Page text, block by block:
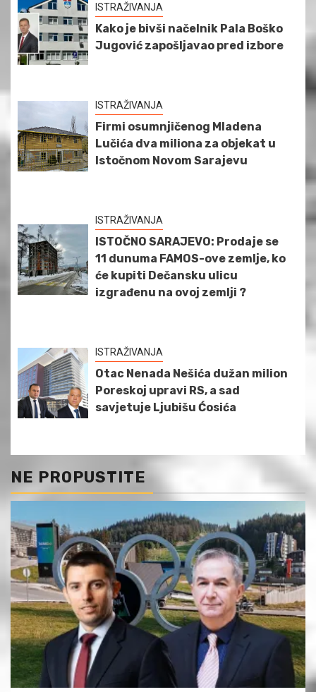
ISTRAŽIVANJA
Kako je bivši načelnik Pala Boško
Jugović zapošljavao pred izbore
ISTRAŽIVANJA
Firmi osumnjičenog Mladena
Lučića dva miliona za objekat u
Istočnom Novom Sarajevu
ISTRAŽIVANJA
ISTOČNO SARAJEVO: Prodaje se
11 dunuma FAMOS-ove zemlje, ko
će kupiti Dečansku ulicu
izgrađenu na ovoj zemlji ?
ISTRAŽIVANJA
Otac Nenada Nešića dužan milion
Poreskoj upravi RS, a sad
savjetuje Ljubišu Ćosića
NE PROPUSTITE